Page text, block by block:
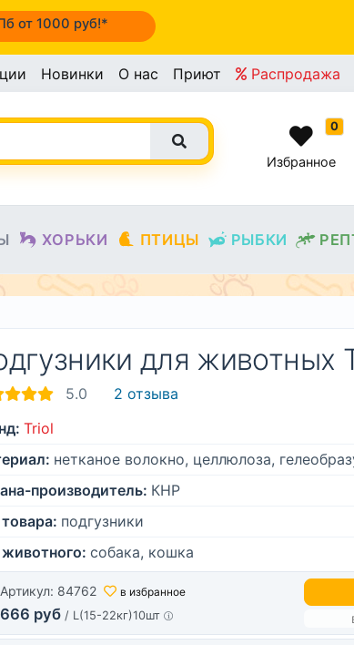
от 1000 руб!*
Новинки О нас Приют Распродажа
0
Избранное
ХОРЬКИ ПТИЦЫ РЫБКИ
для животных
5.0
2 отзыва
Triol
нетканое волокно, целлюлоза,
производитель: КНР
подгузники
собака, кошка
Артикул: 84762 в избранное
666 руб / L(15-22кг)10шт